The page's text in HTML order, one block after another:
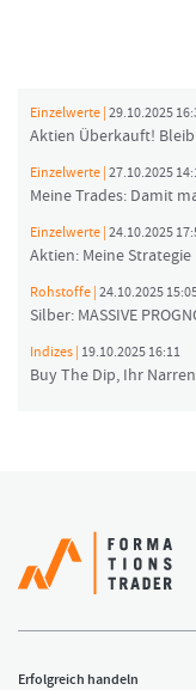
Einzelwerte | 29.10.2025
Aktien Überkauft!
Einzelwerte | 27.10.2025
Meine Trades: Damit
Einzelwerte | 24.10.2025
Aktien: Meine
Rohstoffe | 24.10.2025
Silber: MASSIVE
Indizes | 19.10.2025 16:11
Buy The Dip, Ihr
Erfolgreich handeln